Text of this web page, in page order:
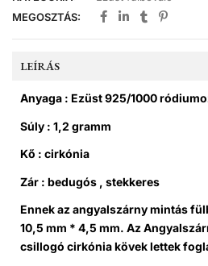
MEGOSZTÁS:
LEÍRÁS
Anyaga : Ezüst 925/1000
Súly : 1,2 gramm
Kő : cirkónia
Zár : bedugós , stekkeres
Ennek az angyalszárny mintás
10,5 mm * 4,5 mm. Az
csillogó cirkónia kövek lettek